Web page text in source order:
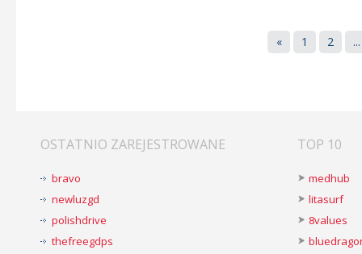
« 1 2 ...
OSTATNIO ZAREJESTROWANE
bravo
newluzgd
polishdrive
thefreegdps
TOP 10
medhub
litasurf
8values